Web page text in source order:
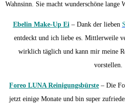
Wahnsinn. Sie macht wunderschöne lange
Ebelin Make-Up Ei – Dank der lieben
entdeckt und ich liebe es. Mittlerweile
wirklich täglich und kann mir meine
vorstellen.
Foreo LUNA Reinigungsbürste – Die
jetzt einige Monate und bin super